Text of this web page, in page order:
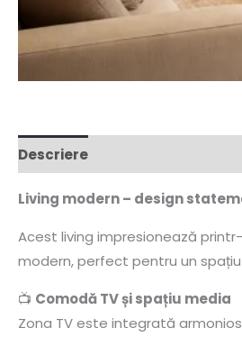
Descriere
Living modern – design
Acest living impresionează
modern, perfect pentru un
📺 Comodă TV și spațiu media
Zona TV este integrată